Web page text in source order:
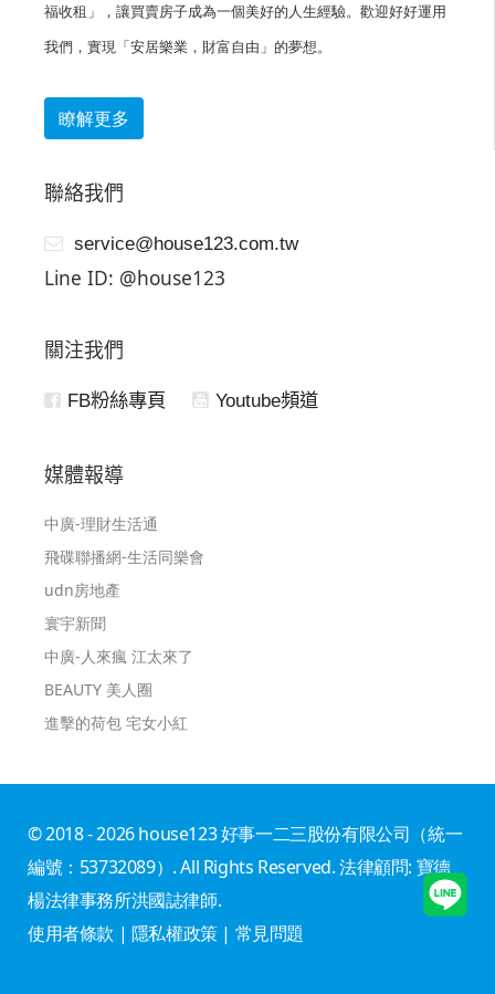
福收租」，讓買賣房子成為一個美好的人生經驗。歡迎好好運用
我們，實現「安居樂業，財富自由」的夢想。
瞭解更多
聯絡我們
service@house123.com.tw
Line ID: @house123
關注我們
FB粉絲專頁 Youtube頻道
媒體報導
中廣-理財生活通
飛碟聯播網-生活同樂會
udn房地產
寰宇新聞
中廣-人來瘋 江太來了
BEAUTY 美人圈
進擊的荷包 宅女小紅
© 2018 - 2026 house123 好事一二三股份有限公司（統一
編號：53732089）. All Rights Reserved. 法律顧問: 寶德
楊法律事務所洪國誌律師.
使用者條款 | 隱私權政策| 常見問題